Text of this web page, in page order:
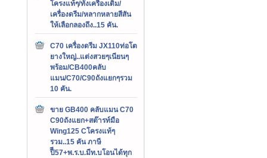
โครงแท้ๆ/ทั้งเครื่องเดิม/
เครื่องดรีม/หลากหลายสีสัน
ให้เลือกลองถึง..15 คัน.
C70 เครื่องดรีม JX110ท่อโต
ยางใหญ่..แต่งสวยๆเนียนๆ
พร้อม/CB400คลับ
แมน/C70/C90ถังแยกๆรวม
10 คัน.
ขาย GB400 คลับแมน C70
C90ถังแยก+สต๊ารท์มือ
Wing125 Cโครงแท้ๆ
รวม..15 คัน ภาษี
ปีี57+พ.ร.บ.มีท.บโอนได้ทุก